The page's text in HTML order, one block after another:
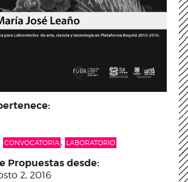
CONVOCATORIA , LABORATORIO
Propuestas desde:
2, 2016